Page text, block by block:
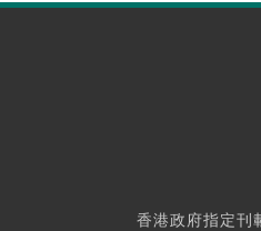
香港政府指定刊